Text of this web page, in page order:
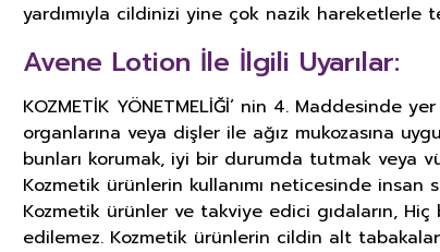
yardımıyla cildinizi yine çok nazik hareketlerle
Avene Lotion İle İlgili Uyarılar:
KOZMETİK YÖNETMELİĞİ’ nin 4. Maddesinde
organlarına veya dişler ile ağız mukozasına
bunları korumak, iyi bir durumda tutmak veya
Kozmetik ürünlerin kullanımı neticesinde
Kozmetik ürünler ve takviye edici gıdaların,
edilemez. Kozmetik ürünlerin cildin alt